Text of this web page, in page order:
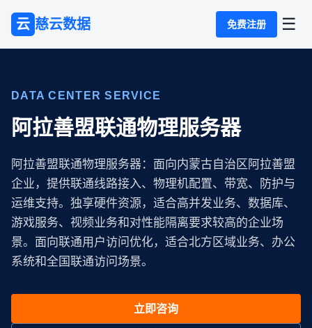
云 慈云数据 免费注册 ☰
DATA CENTER SERVICE
阿拉善盟联通物理服务器
阿拉善盟联通物理服务器：面向内蒙古自治区阿拉善盟
企业，提供联通线路接入、物理机配置、带宽、防护与
运维支持。独享硬件资源，适合高并发业务、数据库、
游戏服务、视频业务和对性能隔离要求较高的企业场
景。面向联通用户访问优化，适合北方区域业务、办公
系统和全国联通访问场景。
立即咨询